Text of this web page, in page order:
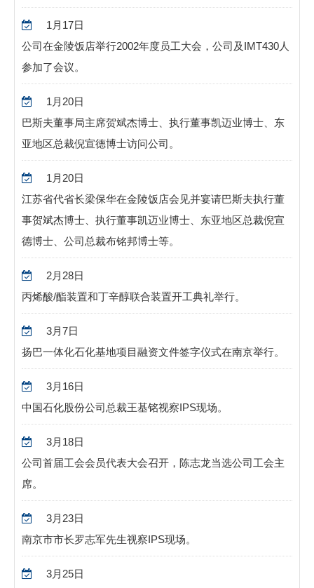
1月17日
公司在金陵饭店举行2002年度员工大会，公司及IMT430人
参加了会议。
1月20日
巴斯夫董事局主席贺斌杰博士、执行董事凯迈业博士、东
亚地区总裁倪宣德博士访问公司。
1月20日
江苏省代省长梁保华在金陵饭店会见并宴请巴斯夫执行董
事贺斌杰博士、执行董事凯迈业博士、东亚地区总裁倪宣
德博士、公司总裁布铭邦博士等。
2月28日
丙烯酸/酯装置和丁辛醇联合装置开工典礼举行。
3月7日
扬巴一体化石化基地项目融资文件签字仪式在南京举行。
3月16日
中国石化股份公司总裁王基铭视察IPS现场。
3月18日
公司首届工会会员代表大会召开，陈志龙当选公司工会主
席。
3月23日
南京市市长罗志军先生视察IPS现场。
3月25日